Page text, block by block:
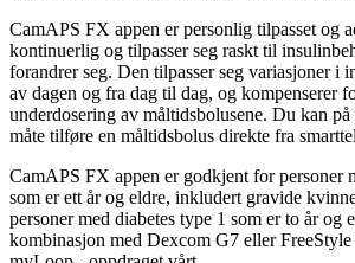
CamAPS FX appen er personlig tilpasset og
kontinuerlig og tilpasser seg raskt til
forandrer seg. Den tilpasser seg variasjoner i
av dagen og fra dag til dag, og kompenserer
underdosering av måltidsbolusene. Du kan
måte tilføre en måltidsbolus direkte fra
CamAPS FX appen er godkjent for personer
som er ett år og eldre, inkludert gravide
personer med diabetes type 1 som er to år og
kombinasjon med Dexcom G7 eller FreeStyle